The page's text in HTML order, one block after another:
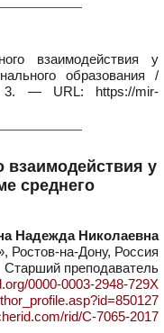
взаимодействия у
образования /
— URL: https://mir-
взаимодействия у
среднего
Надежда Николаевна
Ростов-на-Дону, Россия
Старший преподаватель
0000-0003-2948-729X
rid/C-7065-2017